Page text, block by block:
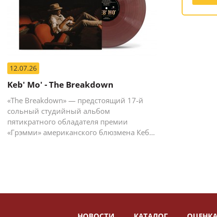
12.07.26
Keb' Mo' - The Breakdown
«The Breakdown» — предстоящий 17-й
сольный студийный альбом
пятикратного обладателя премии
«Грэмми» американского блюзмена Кеба